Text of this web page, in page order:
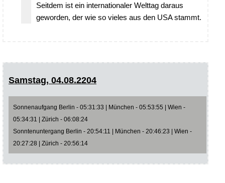
Seitdem ist ein internationaler Welttag daraus
geworden, der wie so vieles aus den USA stammt.
Samstag, 04.08.2204
Sonnenaufgang Berlin - 05:31:33 | München - 05:53:55 | Wien -
05:34:31 | Zürich - 06:08:24
Sonntenuntergang Berlin - 20:54:11 | München - 20:46:23 | Wien -
20:27:28 | Zürich - 20:56:14